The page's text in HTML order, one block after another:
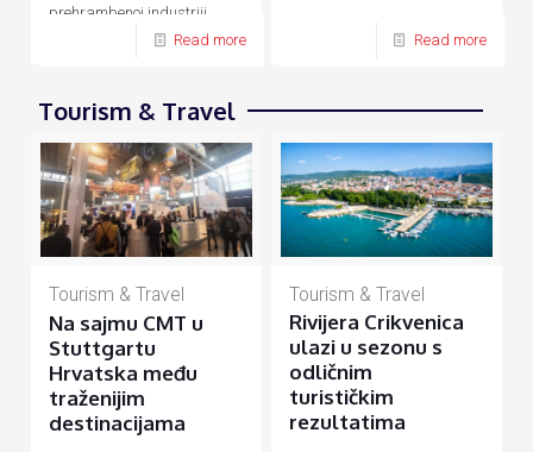
prehrambenoj industriji,
energetici, prometu, turizmu
Read more Read more
Tourism & Travel
Tourism & Travel
Na sajmu CMT u
Stuttgartu
Hrvatska među
traženijim
destinacijama
Tourism & Travel
Rivijera Crikvenica
ulazi u sezonu s
odličnim
turističkim
rezultatima